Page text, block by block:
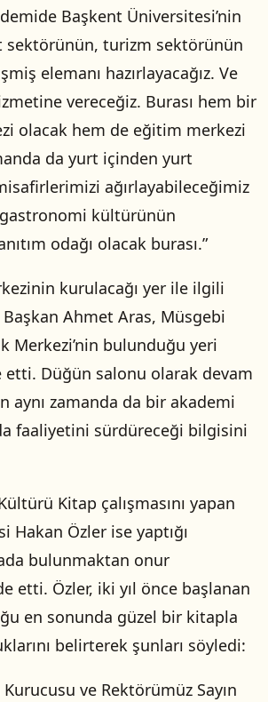
Başkent Üniversitesi’nin
sektörünün, turizm sektörünün
elemanı hazırlayacağız. Ve
vereceğiz. Burası hem bir
olacak hem de eğitim merkezi
da yurt içinden yurt
ağırlayabileceğimiz
kültürünün
odağı olacak burası.”
kurulacağı yer ile ilgili
Ahmet Aras, Müsgebi
Merkezi’nin bulunduğu yeri
Düğün salonu olarak devam
aynı zamanda da bir akademi
faaliyetini sürdüreceği bilgisini
Kitap çalışmasını yapan
Hakan Özler ise yaptığı
bulunmaktan onur
etti. Özler, iki yıl önce başlanan
en sonunda güzel bir kitapla
belirterek şunları söyledi:
ve Rektörümüz Sayın